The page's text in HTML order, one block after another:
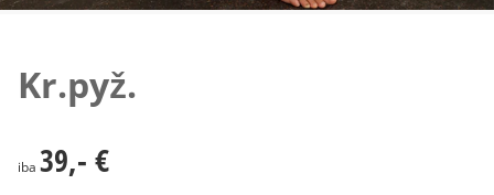
Kr.pyž.
39,- €
iba 39,- €